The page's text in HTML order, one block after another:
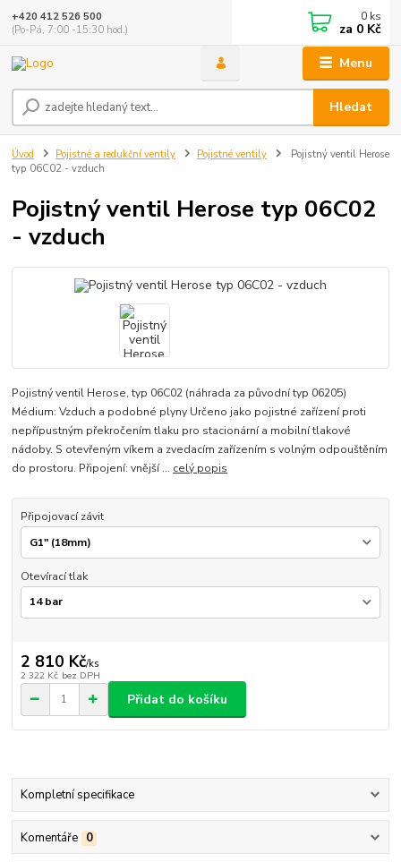
Menu
Hledat
+420 412 526 500
(Po-Pá, 7:00 -15:30 hod.)
0 ks
za 0 Kč
Úvod Pojistné a redukční ventily Pojistné ventily
Pojistný ventil Herose
typ 06C02 - vzduch
Pojistný ventil Herose typ 06C02
- vzduch
Pojistný ventil Herose, typ 06C02 (náhrada za původní typ 06205)
Médium: Vzduch a podobné plyny Určeno jako pojistné zařízení proti
nepřípustným překročením tlaku pro stacionární a mobilní tlakové
nádoby. S otevřeným víkem a zvedacím zařízením s volným odpouštěním
do prostoru. Připojení: vnější ... celý popis
Připojovací závit
Otevírací tlak
2 810 Kč/ks
2 322 Kč bez DPH
Přidat do košíku
Kompletní specifikace
Komentáře 0